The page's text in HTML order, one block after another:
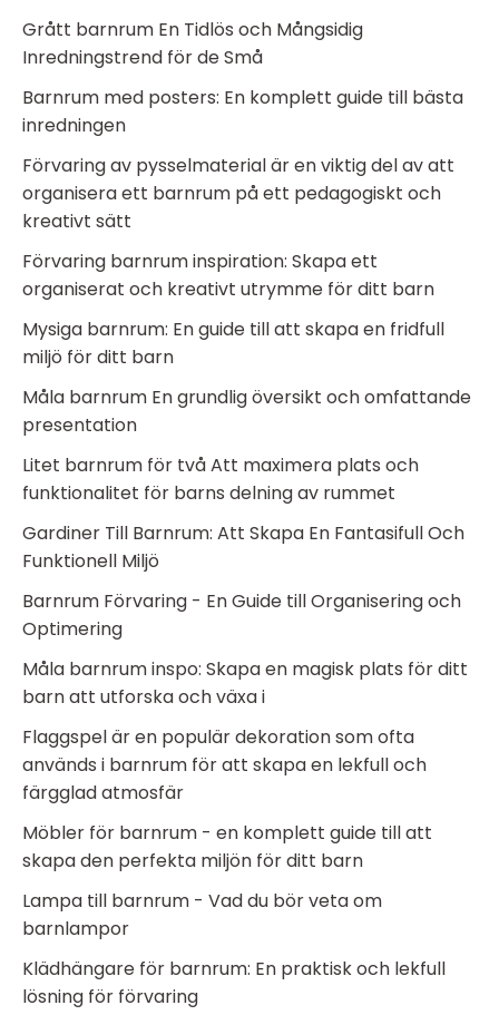
Grått barnrum En Tidlös och Mångsidig
Inredningstrend för de Små
Barnrum med posters: En komplett guide till bästa
inredningen
Förvaring av pysselmaterial är en viktig del av att
organisera ett barnrum på ett pedagogiskt och
kreativt sätt
Förvaring barnrum inspiration: Skapa ett
organiserat och kreativt utrymme för ditt barn
Mysiga barnrum: En guide till att skapa en fridfull
miljö för ditt barn
Måla barnrum En grundlig översikt och omfattande
presentation
Litet barnrum för två Att maximera plats och
funktionalitet för barns delning av rummet
Gardiner Till Barnrum: Att Skapa En Fantasifull Och
Funktionell Miljö
Barnrum Förvaring - En Guide till Organisering och
Optimering
Måla barnrum inspo: Skapa en magisk plats för ditt
barn att utforska och växa i
Flaggspel är en populär dekoration som ofta
används i barnrum för att skapa en lekfull och
färgglad atmosfär
Möbler för barnrum - en komplett guide till att
skapa den perfekta miljön för ditt barn
Lampa till barnrum - Vad du bör veta om
barnlampor
Klädhängare för barnrum: En praktisk och lekfull
lösning för förvaring